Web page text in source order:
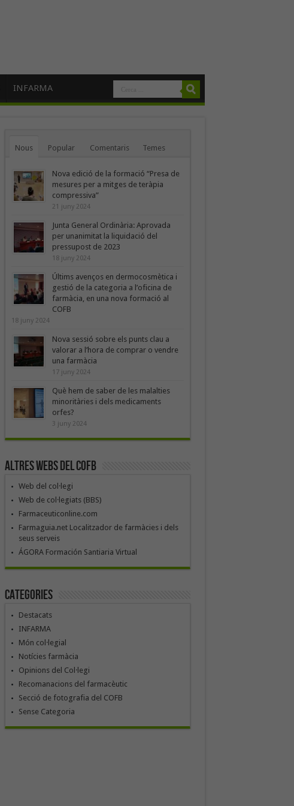
INFARMA
Nous Popular Comentaris Temes
Nova edició de la formació “Presa de
mesures per a mitges de teràpia
compressiva”
21 juny 2024
Junta General Ordinària: Aprovada
per unanimitat la liquidació del
pressupost de 2023
18 juny 2024
Últims avenços en dermocosmètica i
gestió de la categoria a l’oficina de
farmàcia, en una nova formació al
COFB
18 juny 2024
Nova sessió sobre els punts clau a
valorar a l’hora de comprar o vendre
una farmàcia
17 juny 2024
Què hem de saber de les malalties
minoritàries i dels medicaments
orfes?
3 juny 2024
Altres webs del COFB
Web del col·legi
Web de col·legiats (BBS)
Farmaceuticonline.com
Farmaguia.net Localitzador de farmàcies i dels
seus serveis
ÁGORA Formación Santiaria Virtual
Categories
Destacats
INFARMA
Món col·legial
Notícies farmàcia
Opinions del Col·legi
Recomanacions del farmacèutic
Secció de fotografia del COFB
Sense Categoria